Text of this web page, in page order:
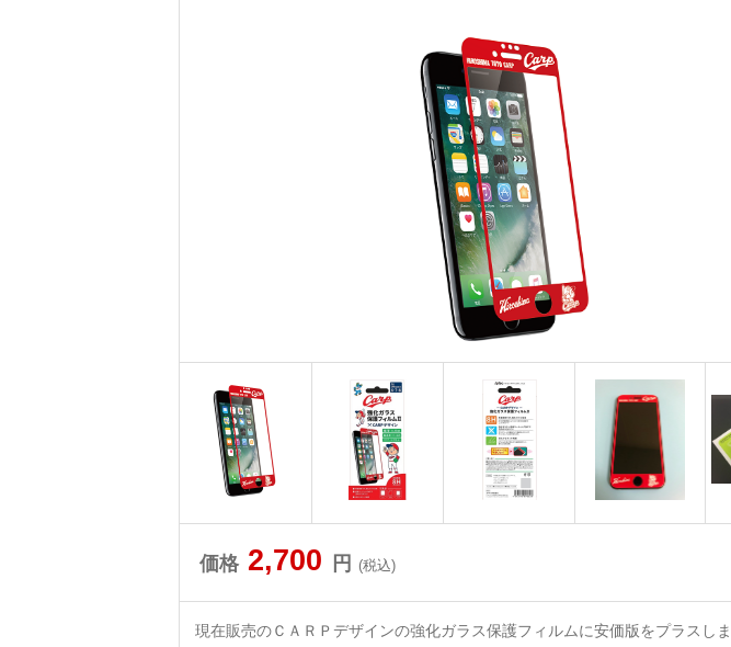
価格 2,700 円 (税込)
現在販売のＣＡＲＰデザインの強化ガラス保護フィルムに安価版をプラスしま